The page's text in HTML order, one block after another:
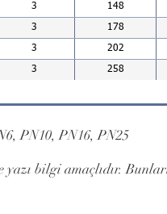
3 148
3 178
3 202
3 258
PN10, PN16, PN25
bilgi amaçlıdır.